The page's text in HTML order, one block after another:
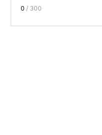
0 / 300